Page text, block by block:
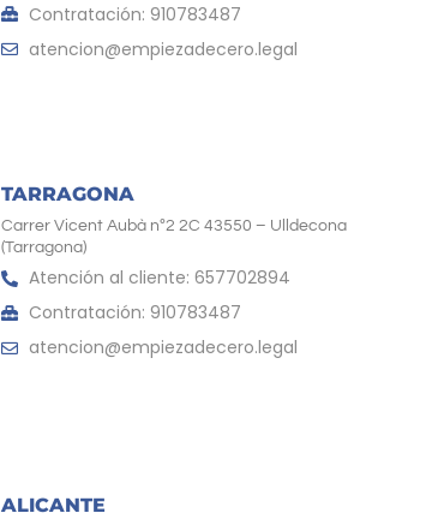
Contratación: 910783487
atencion@empiezadecero.legal
TARRAGONA
Carrer Vicent Aubà nº2 2C 43550 – Ulldecona
(Tarragona)
Atención al cliente: 657702894
Contratación: 910783487
atencion@empiezadecero.legal
ALICANTE